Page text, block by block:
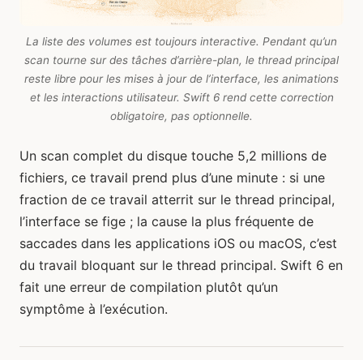
La liste des volumes est toujours interactive. Pendant qu’un
scan tourne sur des tâches d’arrière-plan, le thread principal
reste libre pour les mises à jour de l’interface, les animations
et les interactions utilisateur. Swift 6 rend cette correction
obligatoire, pas optionnelle.
Un scan complet du disque touche 5,2 millions de
fichiers, ce travail prend plus d’une minute : si une
fraction de ce travail atterrit sur le thread principal,
l’interface se fige ; la cause la plus fréquente de
saccades dans les applications iOS ou macOS, c’est
du travail bloquant sur le thread principal. Swift 6 en
fait une erreur de compilation plutôt qu’un
symptôme à l’exécution.